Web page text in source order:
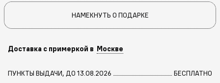
НАМЕКНУТЬ О ПОДАРКЕ
Доставка с примеркой в Москве
ПУНКТЫ ВЫДАЧИ, ДО 13.08.2026
БЕСПЛАТНО